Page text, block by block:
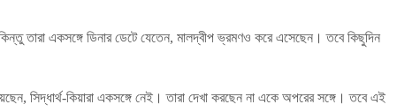
তারা একসঙ্গে ডিনার ডেটে যেতেন, মালদ্বীপ ভ্রমণও করে এসেছেন। তবে কিছুদিন
সিদ্ধার্থ-কিয়ারা একসঙ্গে নেই। তারা দেখা করছেন না একে অপরের সঙ্গে। তবে এই